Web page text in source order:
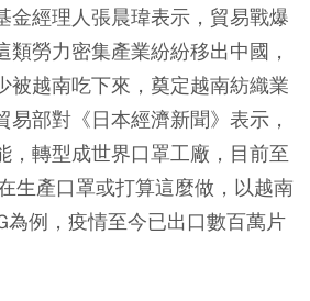
金經理人張晨瑋表示，貿易戰爆
類勞力密集產業紛紛移出中國，
被越南吃下來，奠定越南紡織業
易部對《日本經濟新聞》表示，
，轉型成世界口罩工廠，目前至
生產口罩或打算這麼做，以越南
為例，疫情至今已出口數百萬片